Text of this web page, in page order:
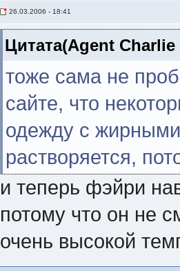
26.03.2006 - 18:41
Цитата(Agent Charlie
тоже сама не
сайте, что
одежду с
растворяется,
и теперь фэйри
потому что он не
очень высокой